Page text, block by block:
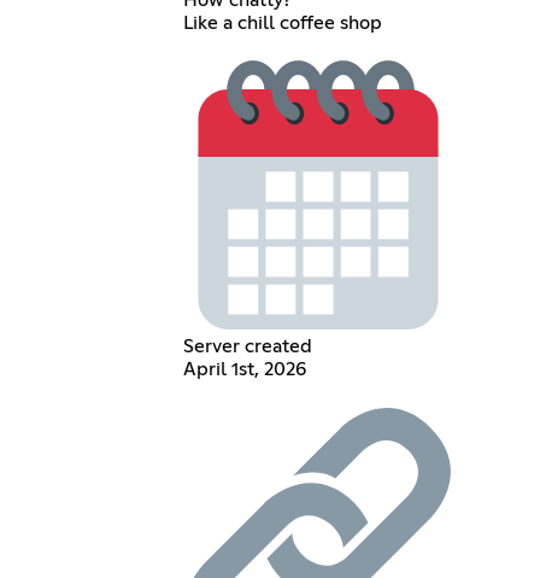
Like a chill coffee shop
Server created
April 1st, 2026